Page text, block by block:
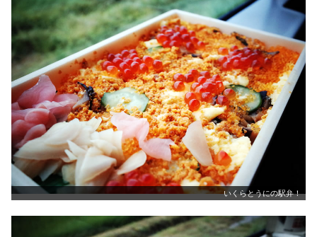
いくらとうにの駅弁！